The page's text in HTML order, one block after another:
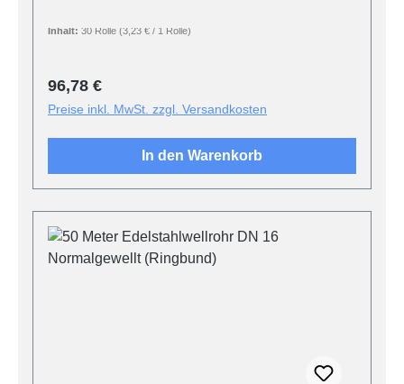
Inhalt: 30 Rolle (3,23 € / 1 Rolle)
Regulärer Preis:
96,78 €
Preise inkl. MwSt. zzgl. Versandkosten
In den Warenkorb